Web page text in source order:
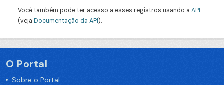
Você também pode ter acesso a esses registros usando a API
(veja Documentação da API).
O Portal
Sobre o Portal